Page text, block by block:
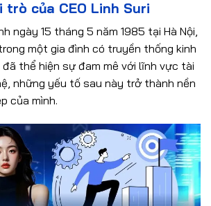
trò của CEO Linh Suri
ngày 15 tháng 5 năm 1985 tại Hà Nội,
một gia đình có truyền thống kinh
đã thể hiện sự đam mê với lĩnh vực tài
những yếu tố sau này trở thành nền
của mình.